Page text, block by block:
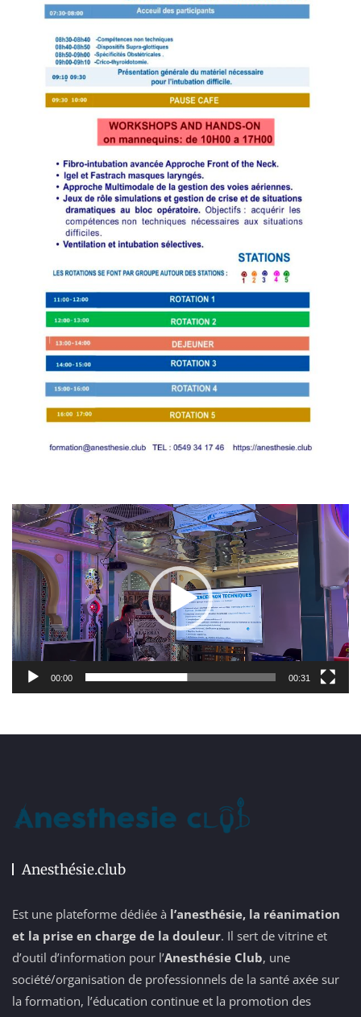
Lecteur
vidéo
00:00 00:31
Anesthésie.club
Est une plateforme dédiée à l’anesthésie, la réanimation
et la prise en charge de la douleur. Il sert de vitrine et
d’outil d’information pour l’Anesthésie Club, une
société/organisation de professionnels de la santé axée sur
la formation, l’éducation continue et la promotion des